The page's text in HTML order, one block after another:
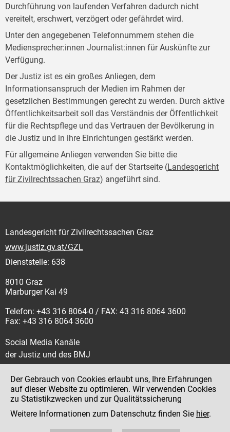
Durchführung von laufenden Verfahren dadurch nicht
vereitelt, erschwert, verzögert oder gefährdet wird.
Unter den angegebenen Telefonnummern stehen die
Mediensprecher:innen Journalist:innen für Auskünfte zur
Verfügung.
Der Justiz ist es ein großes Anliegen, dem
Informationsanspruch der Medien im Rahmen der
gesetzlichen Bestimmungen gerecht zu werden. Durch aktive
Öffentlichkeitsarbeit soll das Verständnis der Öffentlichkeit
für die Rechtspflege und das Vertrauen der Bevölkerung in
die Justiz und in ihre Einrichtungen gestärkt werden.
Für allgemeine Anliegen verwenden Sie bitte die
Kontaktmöglichkeiten, die auf der Startseite (Landesgericht
für Zivilrechtssachen Graz) angeführt sind.
Landesgericht für Zivilrechtssachen Graz
www.justiz.gv.at/GZL
Dienststelle: 638
8010 Graz
Marburger Kai 49
Telefon: +43 316 8064-0 / FAX: 43 316 8064 3600
Fax: +43 316 8064 3600
Social Media Kanäle
der Justiz und des BMJ
Impressum
Datenschutz
Der Gebrauch von Cookies erlaubt uns, Ihre Erfahrungen
auf dieser Website zu optimieren. Wir verwenden Cookies
zu Statistikzwecken und zur Qualitätssicherung
Weitere Informationen zum Datenschutz finden Sie hier.